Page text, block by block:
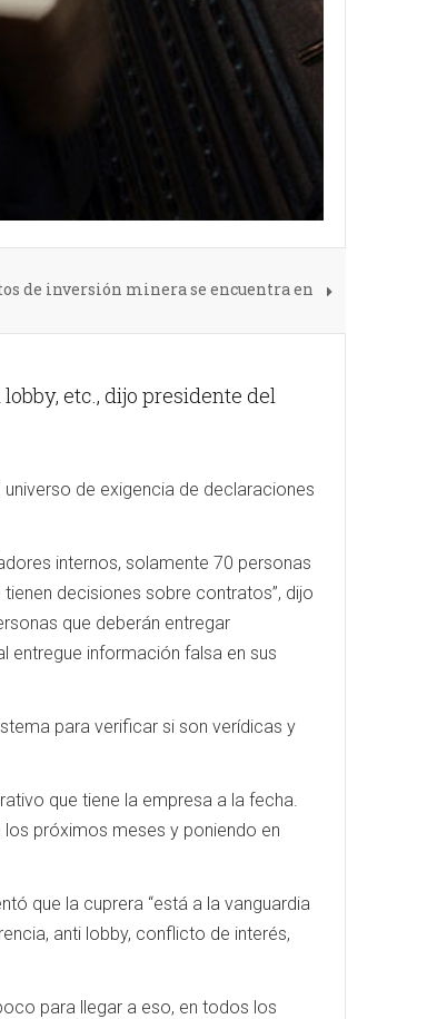
de inversión minera se encuentra en
etc., dijo presidente del
de exigencia de declaraciones
internos, solamente 70 personas
decisiones sobre contratos”, dijo
que deberán entregar
entregue información falsa en sus
para verificar si son verídicas y
que tiene la empresa a la fecha.
próximos meses y poniendo en
que la cuprera “está a la vanguardia
anti lobby, conflicto de interés,
para llegar a eso, en todos los